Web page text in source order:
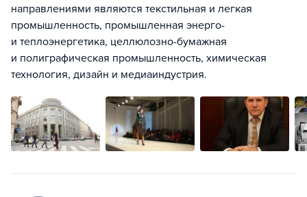
направлениями являются текстильная и легкая
промышленность, промышленная энерго-
и теплоэнергетика, целлюлозно-бумажная
и полиграфическая промышленность, химическая
технология, дизайн и медиаиндустрия.